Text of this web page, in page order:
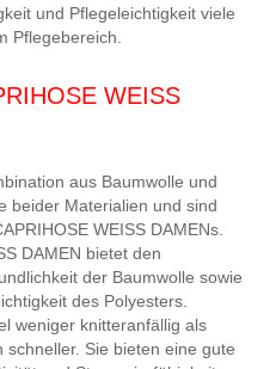
und Pflegeleichtigkeit viele
Pflegebereich.
WEISS
aus Baumwolle und
beider Materialien und sind
WEISS DAMENs.
DAMEN bietet den
der Baumwolle sowie
des Polyesters.
weniger knitteranfällig als
Sie bieten eine gute